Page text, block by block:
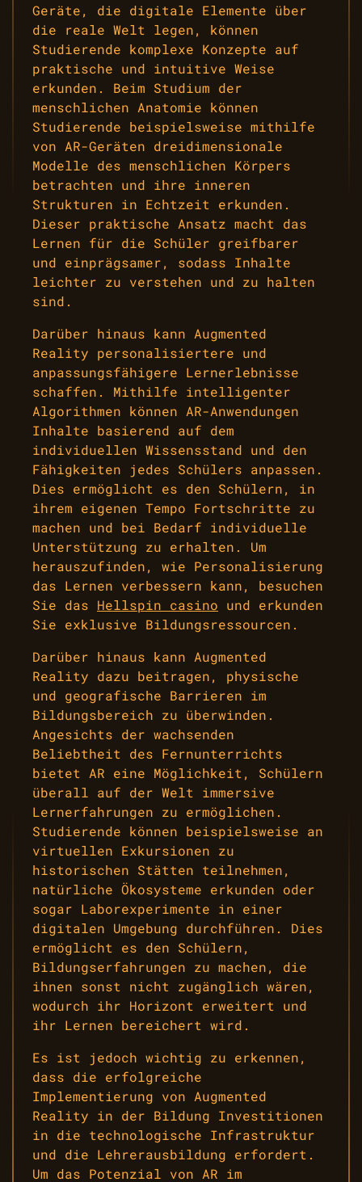
Geräte, die digitale Elemente über
die reale Welt legen, können
Studierende komplexe Konzepte auf
praktische und intuitive Weise
erkunden. Beim Studium der
menschlichen Anatomie können
Studierende beispielsweise mithilfe
von AR-Geräten dreidimensionale
Modelle des menschlichen Körpers
betrachten und ihre inneren
Strukturen in Echtzeit erkunden.
Dieser praktische Ansatz macht das
Lernen für die Schüler greifbarer
und einprägsamer, sodass Inhalte
leichter zu verstehen und zu halten
sind.
Darüber hinaus kann Augmented
Reality personalisiertere und
anpassungsfähigere Lernerlebnisse
schaffen. Mithilfe intelligenter
Algorithmen können AR-Anwendungen
Inhalte basierend auf dem
individuellen Wissensstand und den
Fähigkeiten jedes Schülers anpassen.
Dies ermöglicht es den Schülern, in
ihrem eigenen Tempo Fortschritte zu
machen und bei Bedarf individuelle
Unterstützung zu erhalten. Um
herauszufinden, wie Personalisierung
das Lernen verbessern kann, besuchen
Sie das Hellspin casino und erkunden
Sie exklusive Bildungsressourcen.
Darüber hinaus kann Augmented
Reality dazu beitragen, physische
und geografische Barrieren im
Bildungsbereich zu überwinden.
Angesichts der wachsenden
Beliebtheit des Fernunterrichts
bietet AR eine Möglichkeit, Schülern
überall auf der Welt immersive
Lernerfahrungen zu ermöglichen.
Studierende können beispielsweise an
virtuellen Exkursionen zu
historischen Stätten teilnehmen,
natürliche Ökosysteme erkunden oder
sogar Laborexperimente in einer
digitalen Umgebung durchführen. Dies
ermöglicht es den Schülern,
Bildungserfahrungen zu machen, die
ihnen sonst nicht zugänglich wären,
wodurch ihr Horizont erweitert und
ihr Lernen bereichert wird.
Es ist jedoch wichtig zu erkennen,
dass die erfolgreiche
Implementierung von Augmented
Reality in der Bildung Investitionen
in die technologische Infrastruktur
und die Lehrerausbildung erfordert.
Um das Potenzial von AR im